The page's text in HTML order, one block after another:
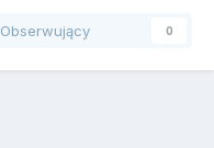
Obserwujący 0